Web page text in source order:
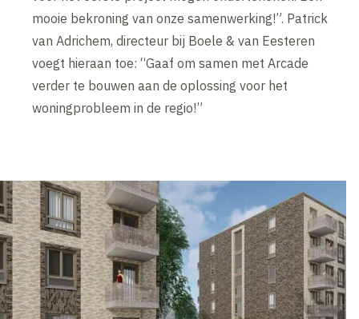
mooie bekroning van onze samenwerking!”. Patrick
van Adrichem, directeur bij Boele & van Eesteren
voegt hieraan toe: “Gaaf om samen met Arcade
verder te bouwen aan de oplossing voor het
woningprobleem in de regio!”